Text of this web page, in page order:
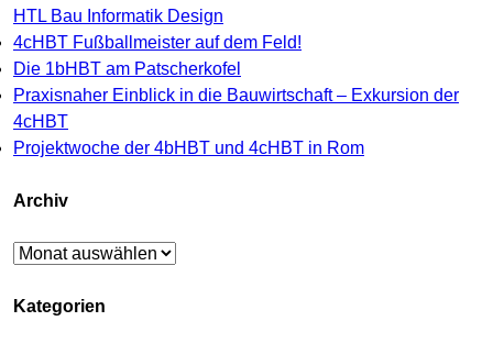
HTL Bau Informatik Design
4cHBT Fußballmeister auf dem Feld!
Die 1bHBT am Patscherkofel
Praxisnaher Einblick in die Bauwirtschaft – Exkursion der
4cHBT
Projektwoche der 4bHBT und 4cHBT in Rom
Archiv
Archiv
Kategorien